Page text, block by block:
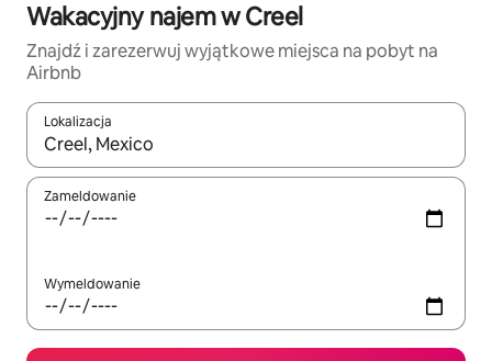
Wakacyjny najem w Creel
Znajdź i zarezerwuj wyjątkowe miejsca na pobyt na
Airbnb
Lokalizacja
Gdy wyniki będą dostępne, możesz poruszać się po nich za
Zameldowanie
Wymeldowanie